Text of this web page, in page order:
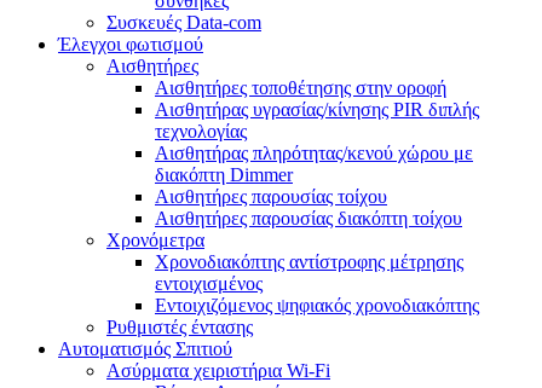
Συσκευές Data-com
Έλεγχοι φωτισμού
Αισθητήρες
Αισθητήρες τοποθέτησης στην οροφή
Αισθητήρας υγρασίας/κίνησης PIR διπλής
τεχνολογίας
Αισθητήρας πληρότητας/κενού χώρου με
διακόπτη Dimmer
Αισθητήρες παρουσίας τοίχου
Αισθητήρες παρουσίας διακόπτη τοίχου
Χρονόμετρα
Χρονοδιακόπτης αντίστροφης μέτρησης
εντοιχισμένος
Εντοιχιζόμενος ψηφιακός χρονοδιακόπτης
Ρυθμιστές έντασης
Αυτοματισμός Σπιτιού
Ασύρματα χειριστήρια Wi-Fi